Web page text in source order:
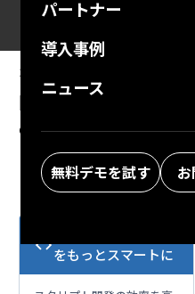
パートナー
導入事例
ニュース
無料デモを試す
2023/06/21
開発者向け機能：サー
codeをもっとスマートに